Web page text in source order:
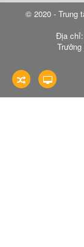
© 2020 - Trung
Địa chỉ: